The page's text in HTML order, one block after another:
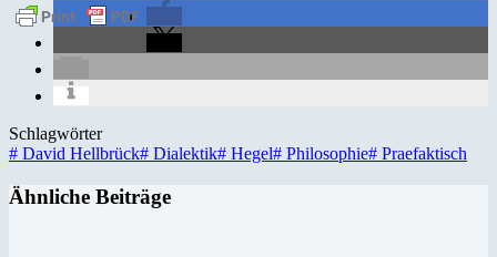
Schlagwörter
# David Hellbrück# Dialektik# Hegel# Philosophie# Praefaktisch
Ähnliche Beiträge